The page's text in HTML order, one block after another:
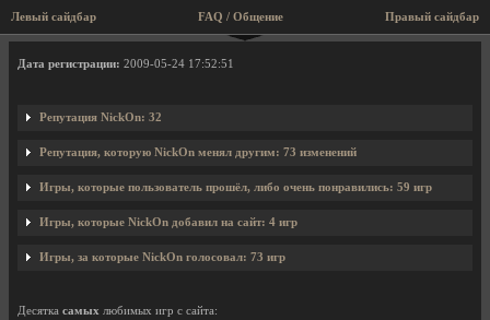
Левый сайдбар Правый сайдбар
FAQ / Общение
Профиль пользователя NickOn
Дата регистрации: 2009-05-24 17:52:51
Репутация NickOn: 32
Репутация, которую NickOn менял другим: 73 изменений
Игры, которые пользователь прошёл, либо очень понравились: 59 игр
Игры, которые NickOn добавил на сайт: 4 игр
Игры, за которые NickOn голосовал: 73 игр
Десятка самых любимых игр с сайта: